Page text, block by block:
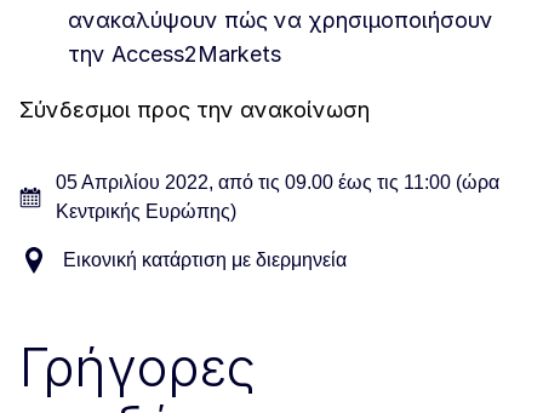
ανακαλύψουν πώς να χρησιμοποιήσουν
την Access2Markets
Σύνδεσμοι προς την ανακοίνωση
05 Απριλίου 2022, από τις 09.00 έως τις 11:00 (ώρα
Κεντρικής Ευρώπης)
Εικονική κατάρτιση με διερμηνεία
Γρήγορες